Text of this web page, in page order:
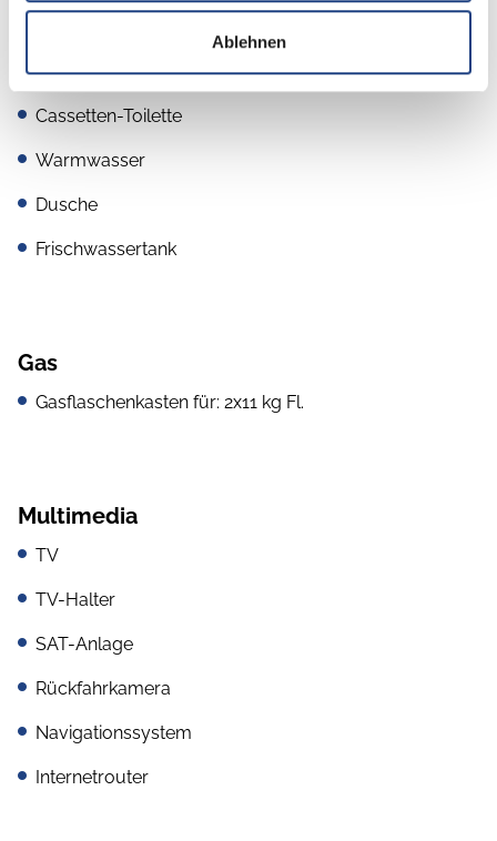
Ablehnen
Sanitär
Cassetten-Toilette
Warmwasser
Dusche
Frischwassertank
Gas
Gasflaschenkasten für: 2x11 kg Fl.
Multimedia
TV
TV-Halter
SAT-Anlage
Rückfahrkamera
Navigationssystem
Internetrouter